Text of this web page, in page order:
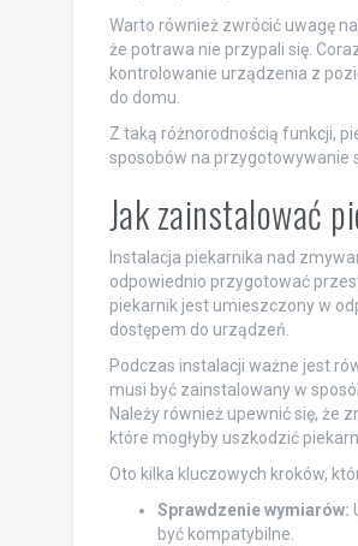
Warto również zwrócić uwagę
że potrawa nie przypali się.
kontrolowanie urządzenia z
do domu.
Z taką różnorodnością funkcji,
sposobów na przygotowywanie
Jak zainstalować
Instalacja piekarnika nad
odpowiednio przygotować
piekarnik jest umieszczony w
dostępem do urządzeń.
Podczas instalacji ważne jest
musi być zainstalowany w
Należy również upewnić się, że
które mogłyby uszkodzić
Oto kilka kluczowych kroków,
Sprawdzenie wymiarów:
być kompatybilne.